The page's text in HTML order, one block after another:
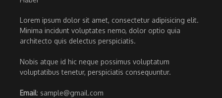
Lorem ipsum dolor sit amet, consectetur adipisicing elit.
Minima incidunt voluptates nemo, dolor optio quia
architecto quis delectus perspiciatis.
Nobis atque id hic neque possimus voluptatum
voluptatibus tenetur, perspiciatis consequuntur.
Email: sample@gmail.com